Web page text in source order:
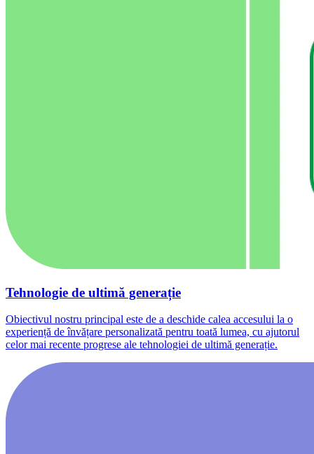
Tehnologie de ultimă generație
Obiectivul nostru principal este de a deschide calea accesului la o
experiență de învățare personalizată pentru toată lumea, cu ajutorul
celor mai recente progrese ale tehnologiei de ultimă generație.